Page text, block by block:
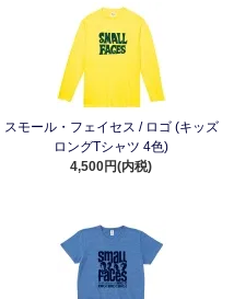
スモール・フェイセス / ロゴ (キッズ
ロングTシャツ 4色)
4,500円(内税)